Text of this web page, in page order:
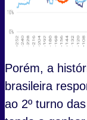
Porém, a
brasileira
ao 2º turno